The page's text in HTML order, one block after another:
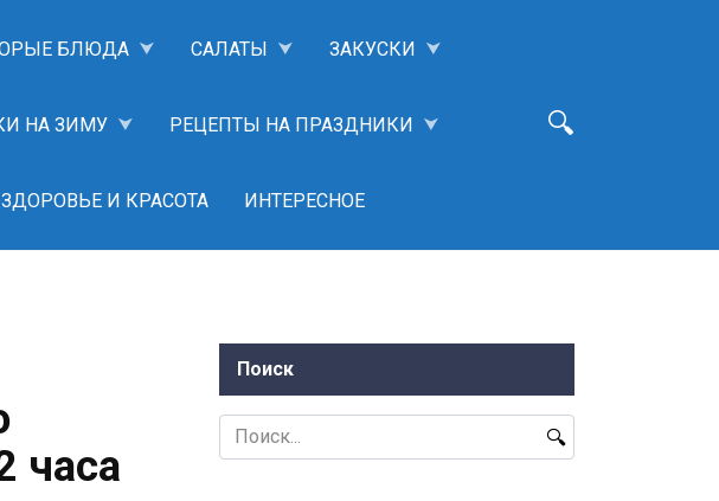
БЛЮДА САЛАТЫ ЗАКУСКИ
НА ЗИМУ РЕЦЕПТЫ НА ПРАЗДНИКИ
ЗДОРОВЬЕ И КРАСОТА ИНТЕРЕСНОЕ
часа
Поиск
Search
for: